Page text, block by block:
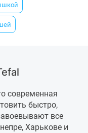
современная
быстро,
все
Харькове и